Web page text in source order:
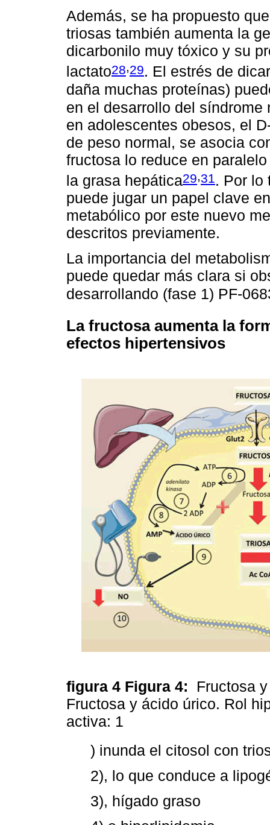
Además, se ha propuesto
triosas también aumenta la
dicarbonilo muy tóxico y su
lactato28,29. El estrés de
daña muchas proteínas)
en el desarrollo del síndrome
en adolescentes obesos, el
de peso normal, se asocia
fructosa lo reduce en
la grasa hepática29,31. Por lo
puede jugar un papel clave
metabólico por este nuevo
descritos previamente.
La importancia del
puede quedar más clara si
desarrollando (fase 1) PF-
La fructosa aumenta la
efectos hipertensivos
figura 4 Figura 4: Fructosa
Fructosa y ácido úrico. Rol
activa: 1
) inunda el citosol con
2), lo que conduce a
3), hígado graso